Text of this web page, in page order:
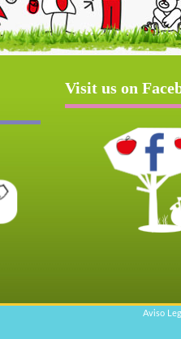
Visit us on
Aviso